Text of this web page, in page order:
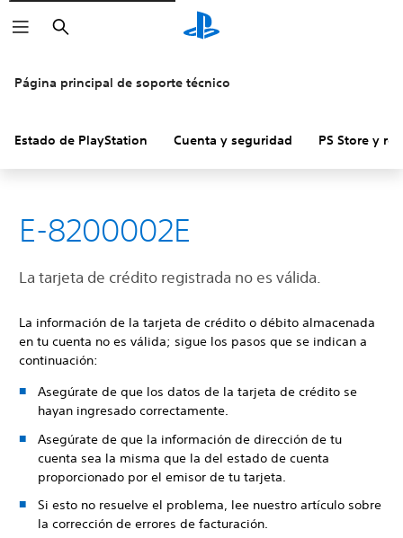
Buscar
Página principal de soporte técnico
Estado de PlayStation Cuenta y seguridad PS Store y
E-8200002E
La tarjeta de crédito registrada no es válida.
La información de la tarjeta de crédito o débito almacenada
en tu cuenta no es válida; sigue los pasos que se indican a
continuación:
Asegúrate de que los datos de la tarjeta de crédito se
hayan ingresado correctamente.
Asegúrate de que la información de dirección de tu
cuenta sea la misma que la del estado de cuenta
proporcionado por el emisor de tu tarjeta.
Si esto no resuelve el problema, lee nuestro artículo sobre
la corrección de errores de facturación.